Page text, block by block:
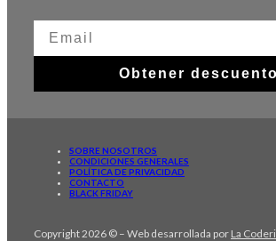
Obtener descuento
SOBRE NOSOTROS
CONDICIONES GENERALES
POLÍTICA DE PRIVACIDAD
CONTACTO
BLACK FRIDAY
Copyright 2026 © – Web desarrollada por La